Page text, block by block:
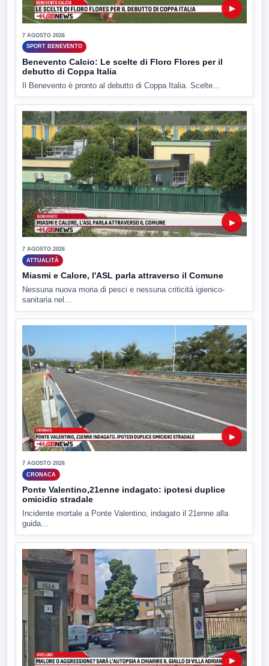
▶
7 AGOSTO 2026
SPORT BENEVENTO
Benevento Calcio: Le scelte di Floro Flores per il
debutto di Coppa Italia
Il Benevento è pronto al debutto di Coppa Italia. Scelte...
▶
7 AGOSTO 2026
ATTUALITÀ
Miasmi e Calore, l'ASL parla attraverso il Comune
Nessuna nuova moria di pesci e nessuna criticità igienico-
sanitaria nel...
▶
7 AGOSTO 2026
CRONACA
Ponte Valentino,21enne indagato: ipotesi duplice
omicidio stradale
Incidente mortale a Ponte Valentino, indagato il 21enne alla
guida...
▶